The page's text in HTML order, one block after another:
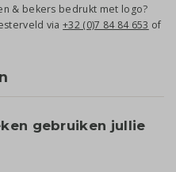
& bekers bedrukt met logo?
via+32 (0)7 84 84 653 of
gebruiken jullie